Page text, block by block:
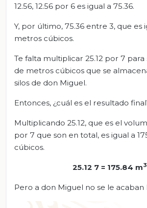
12.56, 12.56 por 6 es igual a 75.36.
Y, por último, 75.36 entre 3, que es
metros cúbicos.
Te falta multiplicar 25.12 por 7
de metros cúbicos que se
silos de don Miguel.
Entonces, ¿cuál es el resultado
Multiplicando 25.12, que es el
por 7 que son en total, es igual a
cúbicos.
25.12 7 = 175.84 m3
Pero a don Miguel no se le acaban